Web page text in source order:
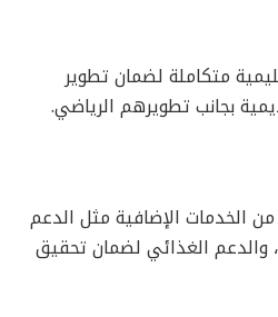
متكاملة لضمان تطوير
بجانب تطويرهم الرياضي.
الخدمات الإضافية مثل الدعم
والدعم الغذائي لضمان تحقيق